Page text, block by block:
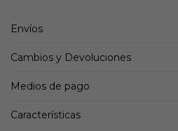
sistema FLEXSHIELD. Esta
aportando estabilidad.
evitar deformaciones.
PULSOR: doble phylon en
Envíos
Cambios y Devoluciones
Medios de pago
Características